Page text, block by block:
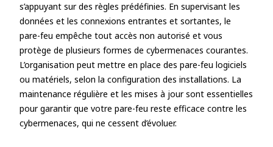
s’appuyant sur des règles prédéfinies. En supervisant les
données et les connexions entrantes et sortantes, le
pare-feu empêche tout accès non autorisé et vous
protège de plusieurs formes de cybermenaces courantes.
L’organisation peut mettre en place des pare-feu logiciels
ou matériels, selon la configuration des installations. La
maintenance régulière et les mises à jour sont essentielles
pour garantir que votre pare-feu reste efficace contre les
cybermenaces, qui ne cessent d’évoluer.